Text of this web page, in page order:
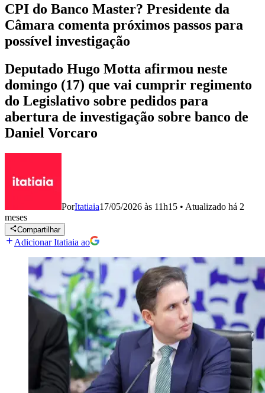
CPI do Banco Master? Presidente da
Câmara comenta próximos passos para
possível investigação
Deputado Hugo Motta afirmou neste
domingo (17) que vai cumprir regimento
do Legislativo sobre pedidos para
abertura de investigação sobre banco de
Daniel Vorcaro
PorItatiaia17/05/2026 às 11h15 • Atualizado há 2
meses
Compartilhar
Adicionar Itatiaia ao